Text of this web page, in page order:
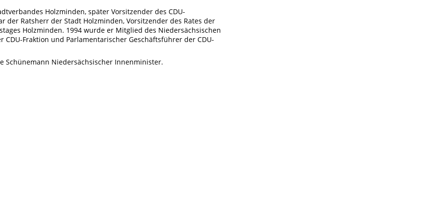
Holzminden, später Vorsitzender des CDU-
der Ratsherr der Stadt Holzminden, Vorsitzender des Rates der
Holzminden. 1994 wurde er Mitglied des Niedersächsischen
Fraktion und Parlamentarischer Geschäftsführer der CDU-
Schünemann Niedersächsischer Innenminister.